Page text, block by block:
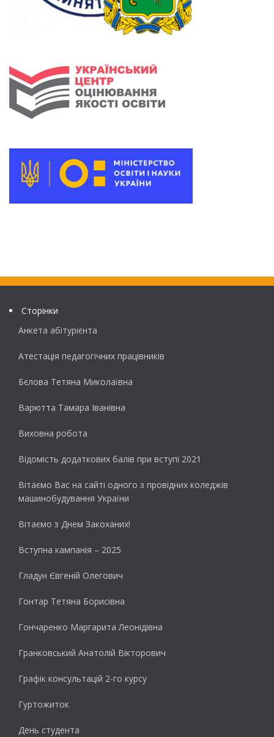
Сторінки
Анкета абітурієнта
Атестація педагогічних працівників
Бєлова Тетяна Миколаївна
Варютта Тамара Іванівна
Виховна робота
Відомість додаткових балів при вступі 2021
Вітаємо Вас на сайті одного з провідних коледжів
машинобудування України
Вітаємо з Днем Закоханих!
Вступна кампанія – 2025
Гладун Євгеній Олегович
Гонтар Тетяна Борисівна
Гончаренко Маргарита Леонідівна
Гранковський Анатолій Вікторович
Графік консультацій 2-го курсу
Гуртожиток
День студента